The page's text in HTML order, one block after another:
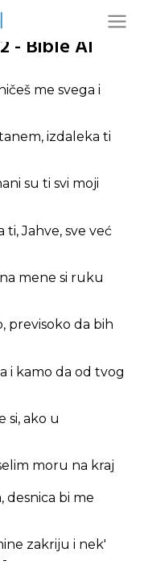
- Bible AI
me svega i
izdaleka ti
su ti svi moji
ti, Jahve, sve već
mene si ruku
previsoko da bih
i kamo da od tvog
si, ako u
moru na kraj
desnica bi me
zakriju i nek'